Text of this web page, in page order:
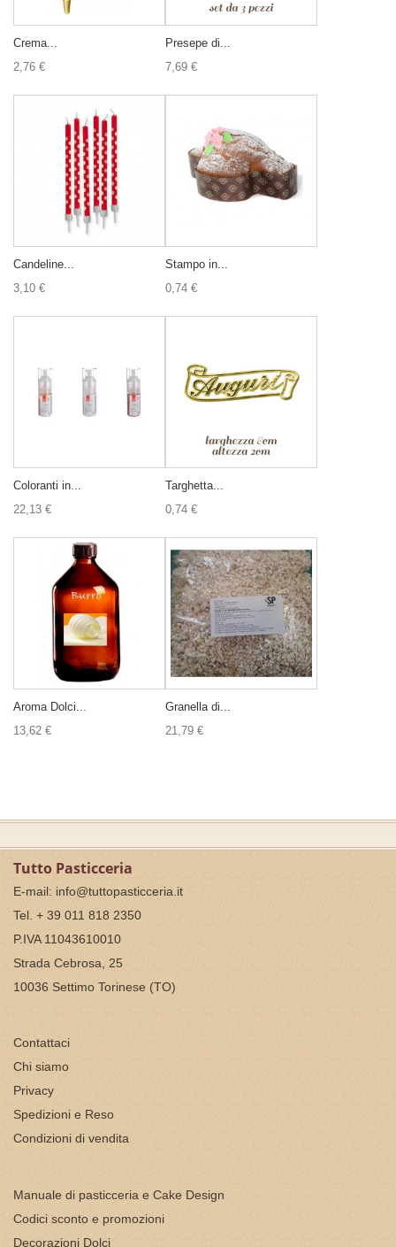
Crema...
2,76 €
Presepe di...
7,69 €
Candeline...
3,10 €
Stampo in...
0,74 €
Coloranti in...
22,13 €
Targhetta...
0,74 €
Aroma Dolci...
13,62 €
Granella di...
21,79 €
Tutto Pasticceria
E-mail: info@tuttopasticceria.it
Tel. + 39 011 818 2350
P.IVA 11043610010
Strada Cebrosa, 25
10036 Settimo Torinese (TO)
Contattaci
Chi siamo
Privacy
Spedizioni e Reso
Condizioni di vendita
Manuale di pasticceria e Cake Design
Codici sconto e promozioni
Decorazioni Dolci